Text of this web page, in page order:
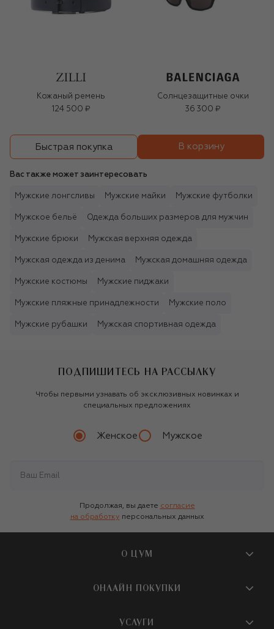
Кожаный ремень
124 500 ₽
Солнцезащитные очки
36 300 ₽
Быстрая покупка В корзину
Вас также может заинтересовать
Мужские лонгсливы Мужские майки Мужские футболки
Мужское бельё Одежда больших размеров для мужчин
Мужские брюки Мужская верхняя одежда
Мужская одежда из денима Мужская домашняя одежда
Мужские костюмы Мужские пиджаки
Мужские пляжные принадлежности Мужские поло
Мужские рубашки Мужская спортивная одежда
ПОДПИШИТЕСЬ НА РАССЫЛКУ
Чтобы первыми узнавать об эксклюзивных новинках и
специальных предложениях
Женское Мужское
Продолжая, вы даете согласие
на обработку персональных данных
О ЦУМ
О магазине
Бутики и ПВЗ ЦУМ
ОНЛАЙН ПОКУПКИ
УСЛУГИ